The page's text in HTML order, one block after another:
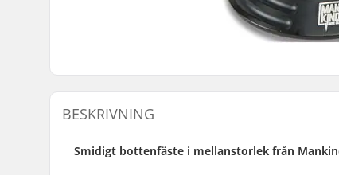
BESKRIVNING
Smidigt bottenfäste i mellanstorlek från